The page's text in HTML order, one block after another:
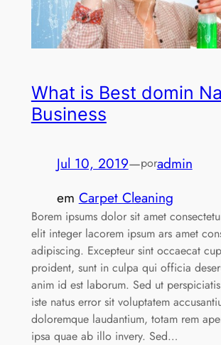
What is Best domin
Business
Jul 10, 2019—poradmin
em Carpet Cleaning
Borem ipsums dolor sit amet
elit integer lacorem ipsum ars amet
adipiscing. Excepteur sint occaecat
proident, sunt in culpa qui officia
anim id est laborum. Sed ut
iste natus error sit voluptatem
doloremque laudantium, totam rem
ipsa quae ab illo invery. Sed…